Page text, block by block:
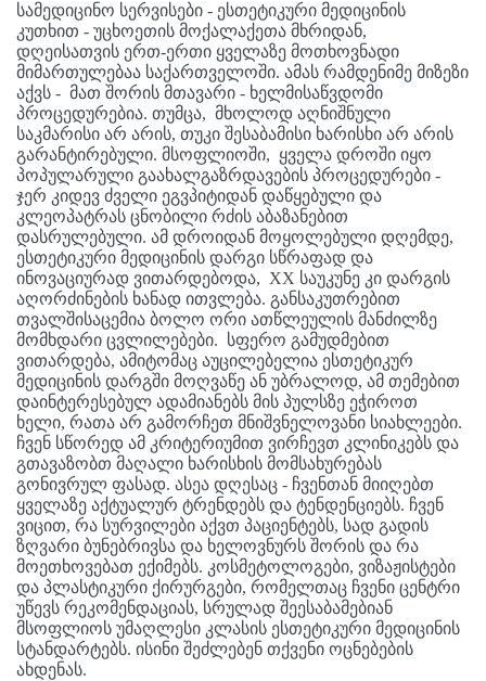
სამედიცინო სერვისები - ესთეტიკური მედიცინის
კუთხით - უცხოეთის მოქალაქეთა მხრიდან,
დღეისათვის ერთ-ერთი ყველაზე მოთხოვნადი
მიმართულებაა საქართველოში. ამას რამდენიმე მიზეზი
აქვს - მათ შორის მთავარი - ხელმისაწვდომი
პროცედურებია. თუმცა, მხოლოდ აღნიშნული
საკმარისი არ არის, თუკი შესაბამისი ხარისხი არ არის
გარანტირებული. მსოფლიოში, ყველა დროში იყო
პოპულარული გაახალგაზრდავების პროცედურები -
ჯერ კიდევ ძველი ეგვპიტიდან დაწყებული და
კლეოპატრას ცნობილი რძის აბაზანებით
დასრულებული. ამ დროიდან მოყოლებული დღემდე,
ესთეტიკური მედიცინის დარგი სწრაფად და
ინოვაციურად ვითარდებოდა, XX საუკუნე კი დარგის
აღორძინების ხანად ითვლება. განსაკუთრებით
თვალშისაცემია ბოლო ორი ათწლეულის მანძილზე
მომხდარი ცვლილებები. სფერო გამუდმებით
ვითარდება, ამიტომაც აუცილებელია ესთეტიკურ
მედიცინის დარგში მოღვაწე ან უბრალოდ, ამ თემებით
დაინტერესებულ ადამიანებს მის პულსზე ეჭიროთ
ხელი, რათა არ გამორჩეთ მნიშვნელოვანი სიახლეები.
ჩვენ სწორედ ამ კრიტერიუმით ვირჩევთ კლინიკებს და
გთავაზობთ მაღალი ხარისხის მომსახურებას
გონივრულ ფასად. ასეა დღესაც - ჩვენთან მიიღებთ
ყველაზე აქტუალურ ტრენდებს და ტენდენციებს. ჩვენ
ვიცით, რა სურვილები აქვთ პაციენტებს, სად გადის
ზღვარი ბუნებრივსა და ხელოვნურს შორის და რა
მოეთხოვებათ ექიმებს. კოსმეტოლოგები, ვიზაჟისტები
და პლასტიკური ქირურგები, რომელთაც ჩვენი ცენტრი
უწევს რეკომენდაციას, სრულად შეესაბამებიან
მსოფლიოს უმაღლესი კლასის ესთეტიკური მედიცინის
სტანდარტებს. ისინი შეძლებენ თქვენი ოცნებების
ახდენას.